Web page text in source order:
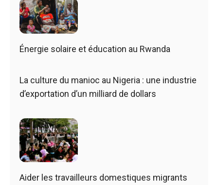
Énergie solaire et éducation au Rwanda
La culture du manioc au Nigeria : une industrie
d’exportation d’un milliard de dollars
Aider les travailleurs domestiques migrants